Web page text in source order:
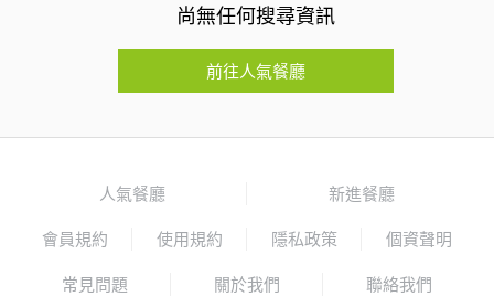
尚無任何搜尋資訊
前往人氣餐廳
人氣餐廳 新進餐廳
會員規約 使用規約 隱私政策 個資聲明
常見問題 關於我們 聯絡我們